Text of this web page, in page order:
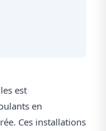
est
en
Ces installations